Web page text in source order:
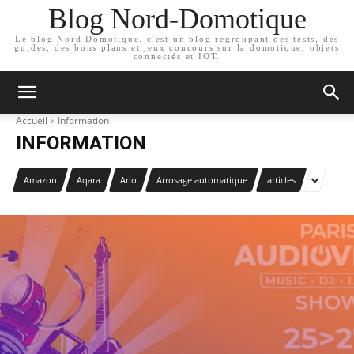
Blog Nord-Domotique
Le blog Nord Domotique. c'est un blog regroupant des tests, des
guides, des bons plans et jeux concours sur la domotique, objets
connectés et IOT.
Accueil Information
INFORMATION
Amazon Aqara Arlo Arrosage automatique articles